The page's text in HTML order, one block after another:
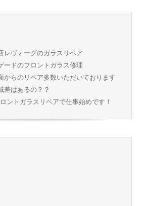
レヴォーグのガラスリペア
ードのフロントガラス修理
からのリペア多数いただいております
差はあるの？？
ントガラスリペアで仕事始めです！